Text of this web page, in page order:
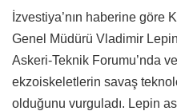
İzvestiya’nın haberine göre
Genel Müdürü Vladimir
Askeri-Teknik Forumu’nda
ekzoiskeletlerin savaş
olduğunu vurguladı. Lepin